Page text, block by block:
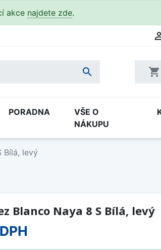
akce najdete zde.
 shopping_cart
PORADNA
VŠE O
NÁKUPU
Bílá, levý
Blanco Naya 8 S Bílá, levý